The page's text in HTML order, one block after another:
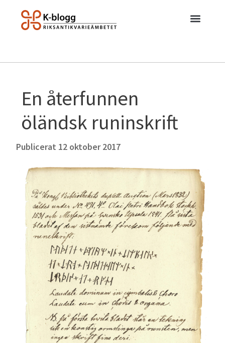
En återfunnen
öländsk runinskrift
Publicerat 12 oktober 2017